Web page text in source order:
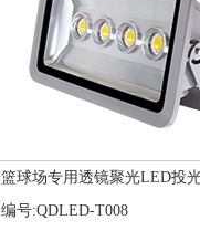
篮球场专用透镜聚光LED投
编号:QDLED-T008